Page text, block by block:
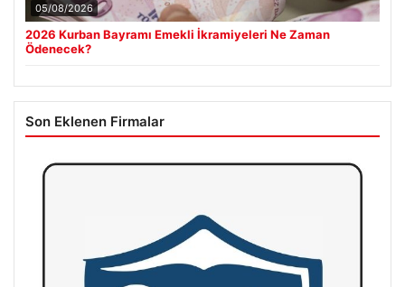
05/08/2026
2026 Kurban Bayramı Emekli İkramiyeleri Ne Zaman
Ödenecek?
Son Eklenen Firmalar